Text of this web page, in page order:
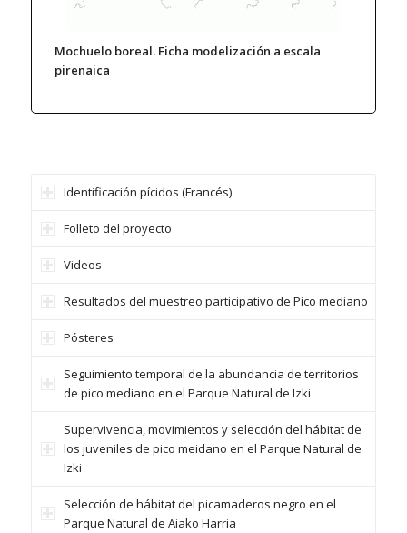
Mochuelo boreal. Ficha modelización a escala
pirenaica
Identificación pícidos (Francés)
Folleto del proyecto
Videos
Resultados del muestreo participativo de Pico mediano
Pósteres
Seguimiento temporal de la abundancia de territorios
de pico mediano en el Parque Natural de Izki
Supervivencia, movimientos y selección del hábitat de
los juveniles de pico meidano en el Parque Natural de
Izki
Selección de hábitat del picamaderos negro en el
Parque Natural de Aiako Harria